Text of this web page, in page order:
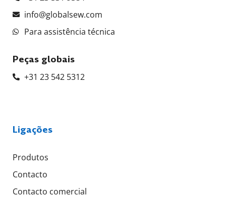
info@globalsew.com
Para assistência técnica
Peças globais
+31 23 542 5312
Ligações
Produtos
Contacto
Contacto comercial